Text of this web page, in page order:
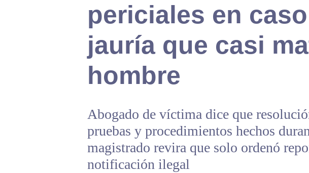
periciales en
jauría que casi
hombre
Abogado de víctima dice que
pruebas y procedimientos hechos
magistrado revira que solo ordenó
notificación ilegal